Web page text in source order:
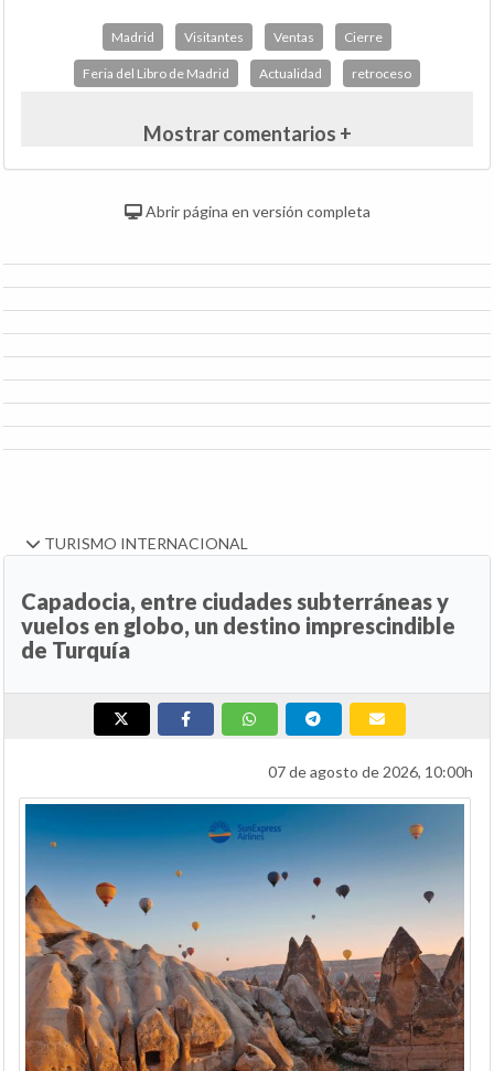
Madrid Visitantes Ventas Cierre
Feria del Libro de Madrid Actualidad retroceso
Mostrar comentarios +
Abrir página en versión completa
TURISMO INTERNACIONAL
Capadocia, entre ciudades subterráneas y
vuelos en globo, un destino imprescindible
de Turquía
07 de agosto de 2026, 10:00h